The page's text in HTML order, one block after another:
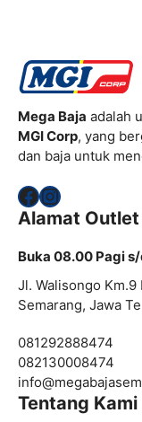
Mega Baja adalah
MGI Corp, yang
dan baja untuk
Facebook
Instagram
Alamat Outlet
Buka 08.00 Pagi
Jl. Walisongo Km.9
Semarang, Jawa
081292888474
082130008474
Tentang Kami